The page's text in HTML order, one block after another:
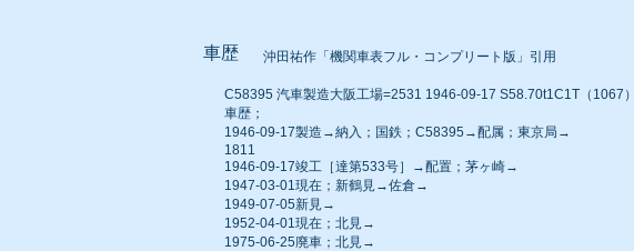
車歴 沖田祐作「機関車表フル・コンプリート版」引用
C58395 汽車製造大阪工場=2531 1946-09-17 S58.70t1C1T（1067）
車歴；
1946-09-17製造→納入；国鉄；C58395→配属；東京局→
1811
1946-09-17竣工［達第533号］→配置；茅ヶ崎→
1947-03-01現在；新鶴見→佐倉→
1949-07-05新見→
1952-04-01現在；北見→
1975-06-25廃車；北見→